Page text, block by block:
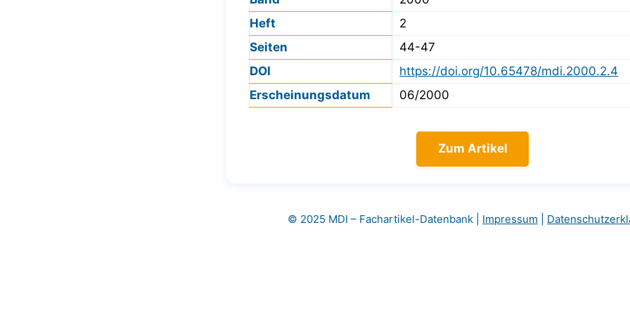
Heft
2
Seiten
44-47
DOI
https://doi.org/10.65478/mdi.2000.2.4
Erscheinungsdatum
06/2000
Zum Artikel
© 2025 MDI – Fachartikel-Datenbank Impressum